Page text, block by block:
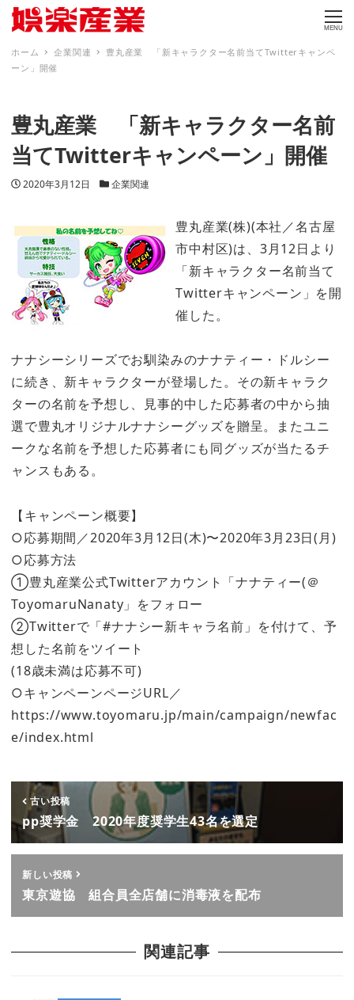
MENU
ホーム 企業関連
豊丸産業 「新キャラクター名前当てTwitterキャンペ
ーン」開催
豊丸産業 「新キャラクター名前
当てTwitterキャンペーン」開催
投稿日
2020年3月12日 カテゴリー
企業関連
豊丸産業(株)(本社／名古屋
市中村区)は、3月12日より
「新キャラクター名前当て
Twitterキャンペーン」を開
催した。
ナナシーシリーズでお馴染みのナナティー・ドルシー
に続き、新キャラクターが登場した。その新キャラク
ターの名前を予想し、見事的中した応募者の中から抽
選で豊丸オリジナルナナシーグッズを贈呈。またユニ
ークな名前を予想した応募者にも同グッズが当たるチ
ャンスもある。
【キャンペーン概要】
○応募期間／2020年3月12日(木)〜2020年3月23日(月)
○応募方法
①豊丸産業公式Twitterアカウント「ナナティー(＠
ToyomaruNanaty」をフォロー
②Twitterで「#ナナシー新キャラ名前」を付けて、予
想した名前をツイート
(18歳未満は応募不可)
○キャンペーンページURL／
https://www.toyomaru.jp/main/campaign/newfac
e/index.html
古い投稿
pp奨学金 2020年度奨学生43名を選定
新しい投稿
東京遊協 組合員全店舗に消毒液を配布
関連記事